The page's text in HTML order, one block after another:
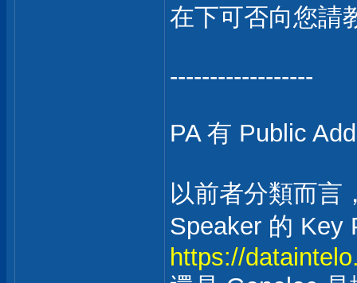
在下可否向您請
------------------
PA 有 Public
以前者分類而言
Speaker 的 Key
https://